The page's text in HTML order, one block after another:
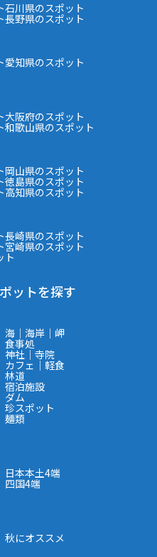
石川県のスポット
長野県のスポット
愛知県のスポット
大阪府のスポット
和歌山県のスポット
岡山県のスポット
徳島県のスポット
高知県のスポット
長崎県のスポット
宮崎県のスポット
ト
ットを探す
海｜海岸｜岬
食事処
神社｜寺院
カフェ｜軽食
林道
宿泊施設
ダム
珍スポット
麺類
日本本土4端
四国4端
秋にオススメ